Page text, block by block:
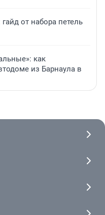
от набора петель
как
из Барнаула в